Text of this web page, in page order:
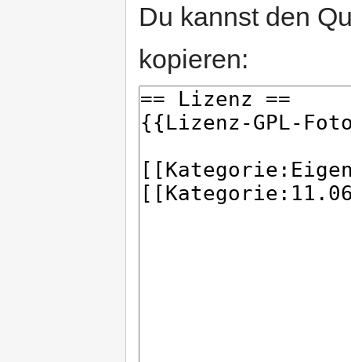
Du kannst den
kopieren: